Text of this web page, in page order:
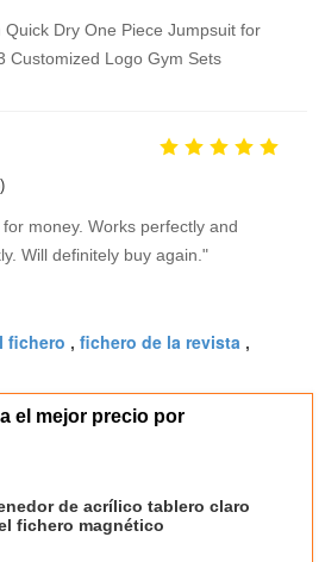
Quick Dry One Piece Jumpsuit for
Customized Logo Gym Sets
money. Works perfectly and
Will definitely buy again."
fichero , fichero de la revista ,
el mejor precio por
de acrílico tablero claro
fichero magnético